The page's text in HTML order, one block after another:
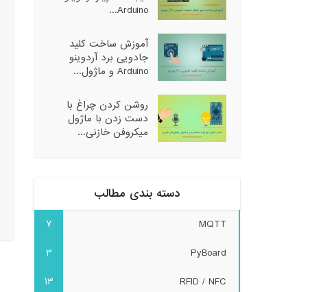
Arduino...
آموزش ساخت کلید
جادویی برد آردوینو
Arduino و ماژول...
روشن کردن چراغ با
دست زدن با ماژول
میکروفن خازنی...
دسته بندی مطالب
MQTT
7
PyBoard
3
RFID / NFC
13